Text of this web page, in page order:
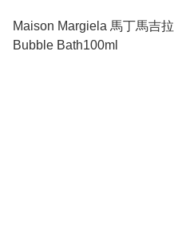
Maison Margiela 馬丁馬吉拉
Bubble Bath100ml